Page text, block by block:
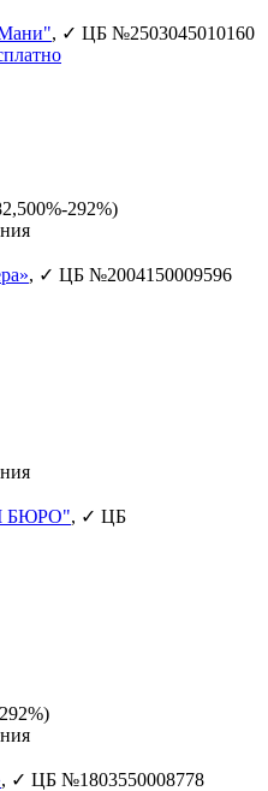
, ✓ ЦБ №2503045010160
292%)
, ✓ ЦБ №2004150009596
БЮРО", ✓ ЦБ
, ✓ ЦБ №1803550008778